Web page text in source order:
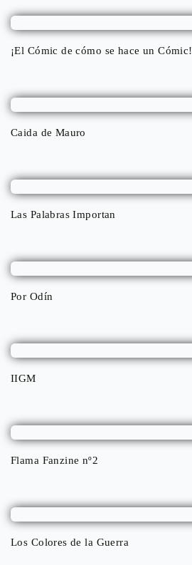
¡El Cómic de cómo se hace un Cómic!
Caida de Mauro
Las Palabras Importan
Por Odín
IIGM
Flama Fanzine nº2
Los Colores de la Guerra